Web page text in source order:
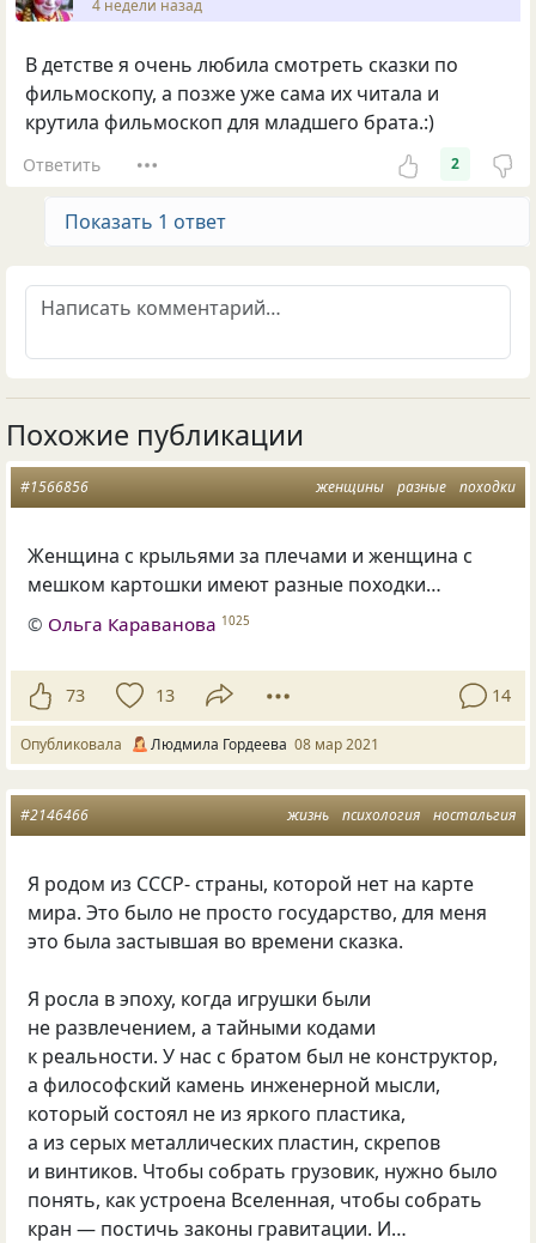
4 недели назад
В детстве я очень любила смотреть сказки по
фильмоскопу, а позже уже сама их читала и
крутила фильмоскоп для младшего брата.:)
Ответить 2
Показать 1 ответ
Похожие публикации
женщины разные походки
#1566856
Женщина с крыльями за плечами и женщина с
мешком картошки имеют разные походки…
© Ольга Караванова 1025
73 13 14
Опубликовала Людмила Гордеева 08 мар 2021
жизнь психология ностальгия
#2146466
Я родом из СССР- страны, которой нет на карте
мира. Это было не просто государство, для меня
это была застывшая во времени сказка.
Я росла в эпоху, когда игрушки были
не развлечением, а тайными кодами
к реальности. У нас с братом был не конструктор,
а философский камень инженерной мысли,
который состоял не из яркого пластика,
а из серых металлических пластин, скрепов
и винтиков. Чтобы собрать грузовик, нужно было
понять, как устроена Вселенная, чтобы собрать
кран — постичь законы гравитации. И…